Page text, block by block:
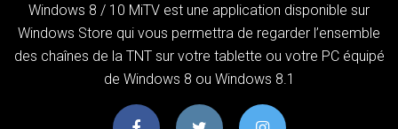
Windows 8 / 10 MiTV est une application disponible sur
Windows Store qui vous permettra de regarder l’ensemble
des chaînes de la TNT sur votre tablette ou votre PC équipé
de Windows 8 ou Windows 8.1